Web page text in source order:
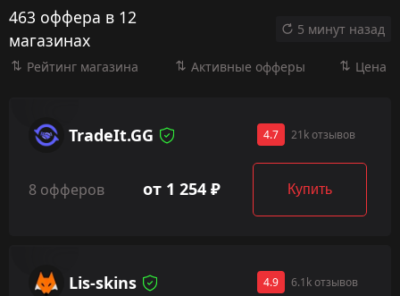
463 оффера в 12
магазинах
5 минут назад
Рейтинг магазина Активные офферы Цена
TradeIt.GG 4.7 21k отзывов
8 офферов от 1 254 ₽ Купить
Lis-skins 4.9 6.1k отзывов